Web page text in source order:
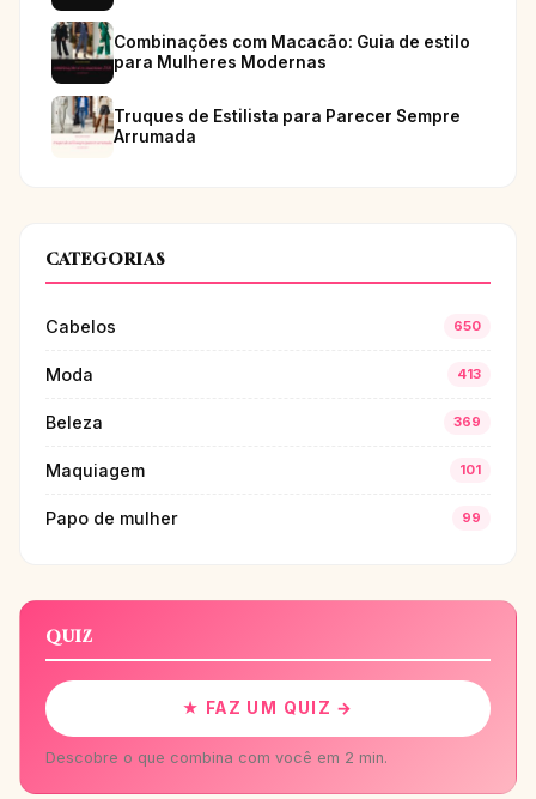
Combinações com Macacão: Guia de estilo
para Mulheres Modernas
Truques de Estilista para Parecer Sempre
Arrumada
CATEGORIAS
Cabelos 650
Moda 413
Beleza 369
Maquiagem 101
Papo de mulher 99
QUIZ
★ FAZ UM QUIZ →
Descobre o que combina com você em 2 min.